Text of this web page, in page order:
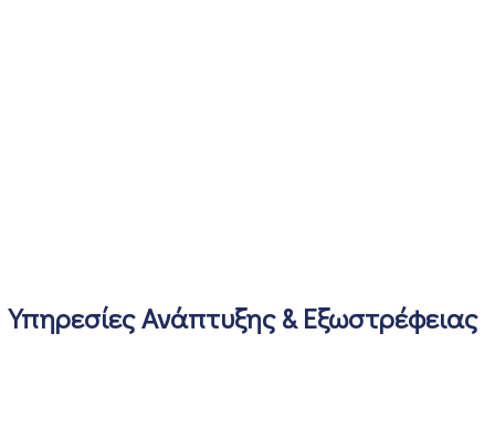
Υπηρεσίες Ανάπτυξης & Εξωστρέφειας